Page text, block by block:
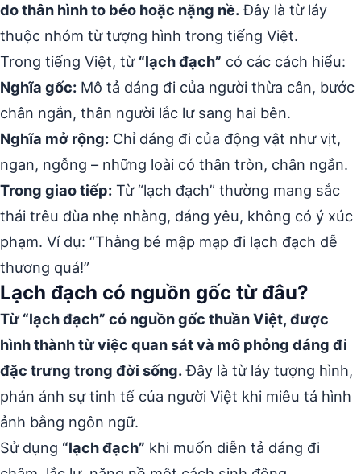
do thân hình to béo hoặc nặng nề.Đây là từ láy
thuộc nhóm từ tượng hình trong tiếng Việt.
Trong tiếng Việt, từ “lạch đạch” có các cách hiểu:
Nghĩa gốc: Mô tả dáng đi của người thừa cân, bước
chân ngắn, thân người lắc lư sang hai bên.
Nghĩa mở rộng: Chỉ dáng đi của động vật như vịt,
ngan, ngỗng – những loài có thân tròn, chân ngắn.
Trong giao tiếp: Từ “lạch đạch” thường mang sắc
thái trêu đùa nhẹ nhàng, đáng yêu, không có ý xúc
phạm. Ví dụ: “Thằng bé mập mạp đi lạch đạch dễ
thương quá!”
Lạch đạch có nguồn gốc từ đâu?
Từ “lạch đạch” có nguồn gốc thuần Việt, được
hình thành từ việc quan sát và mô phỏng dáng đi
đặc trưng trong đời sống.Đây là từ láy tượng hình,
phản ánh sự tinh tế của người Việt khi miêu tả hình
ảnh bằng ngôn ngữ.
Sử dụng “lạch đạch” khi muốn diễn tả dáng đi